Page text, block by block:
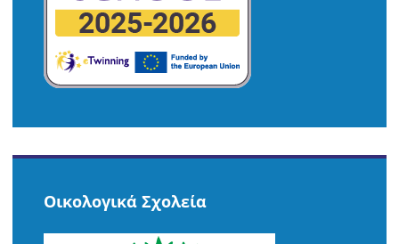
Οικολογικά Σχολεία